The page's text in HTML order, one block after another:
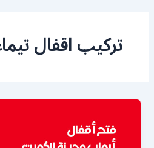
تركيب اقفال